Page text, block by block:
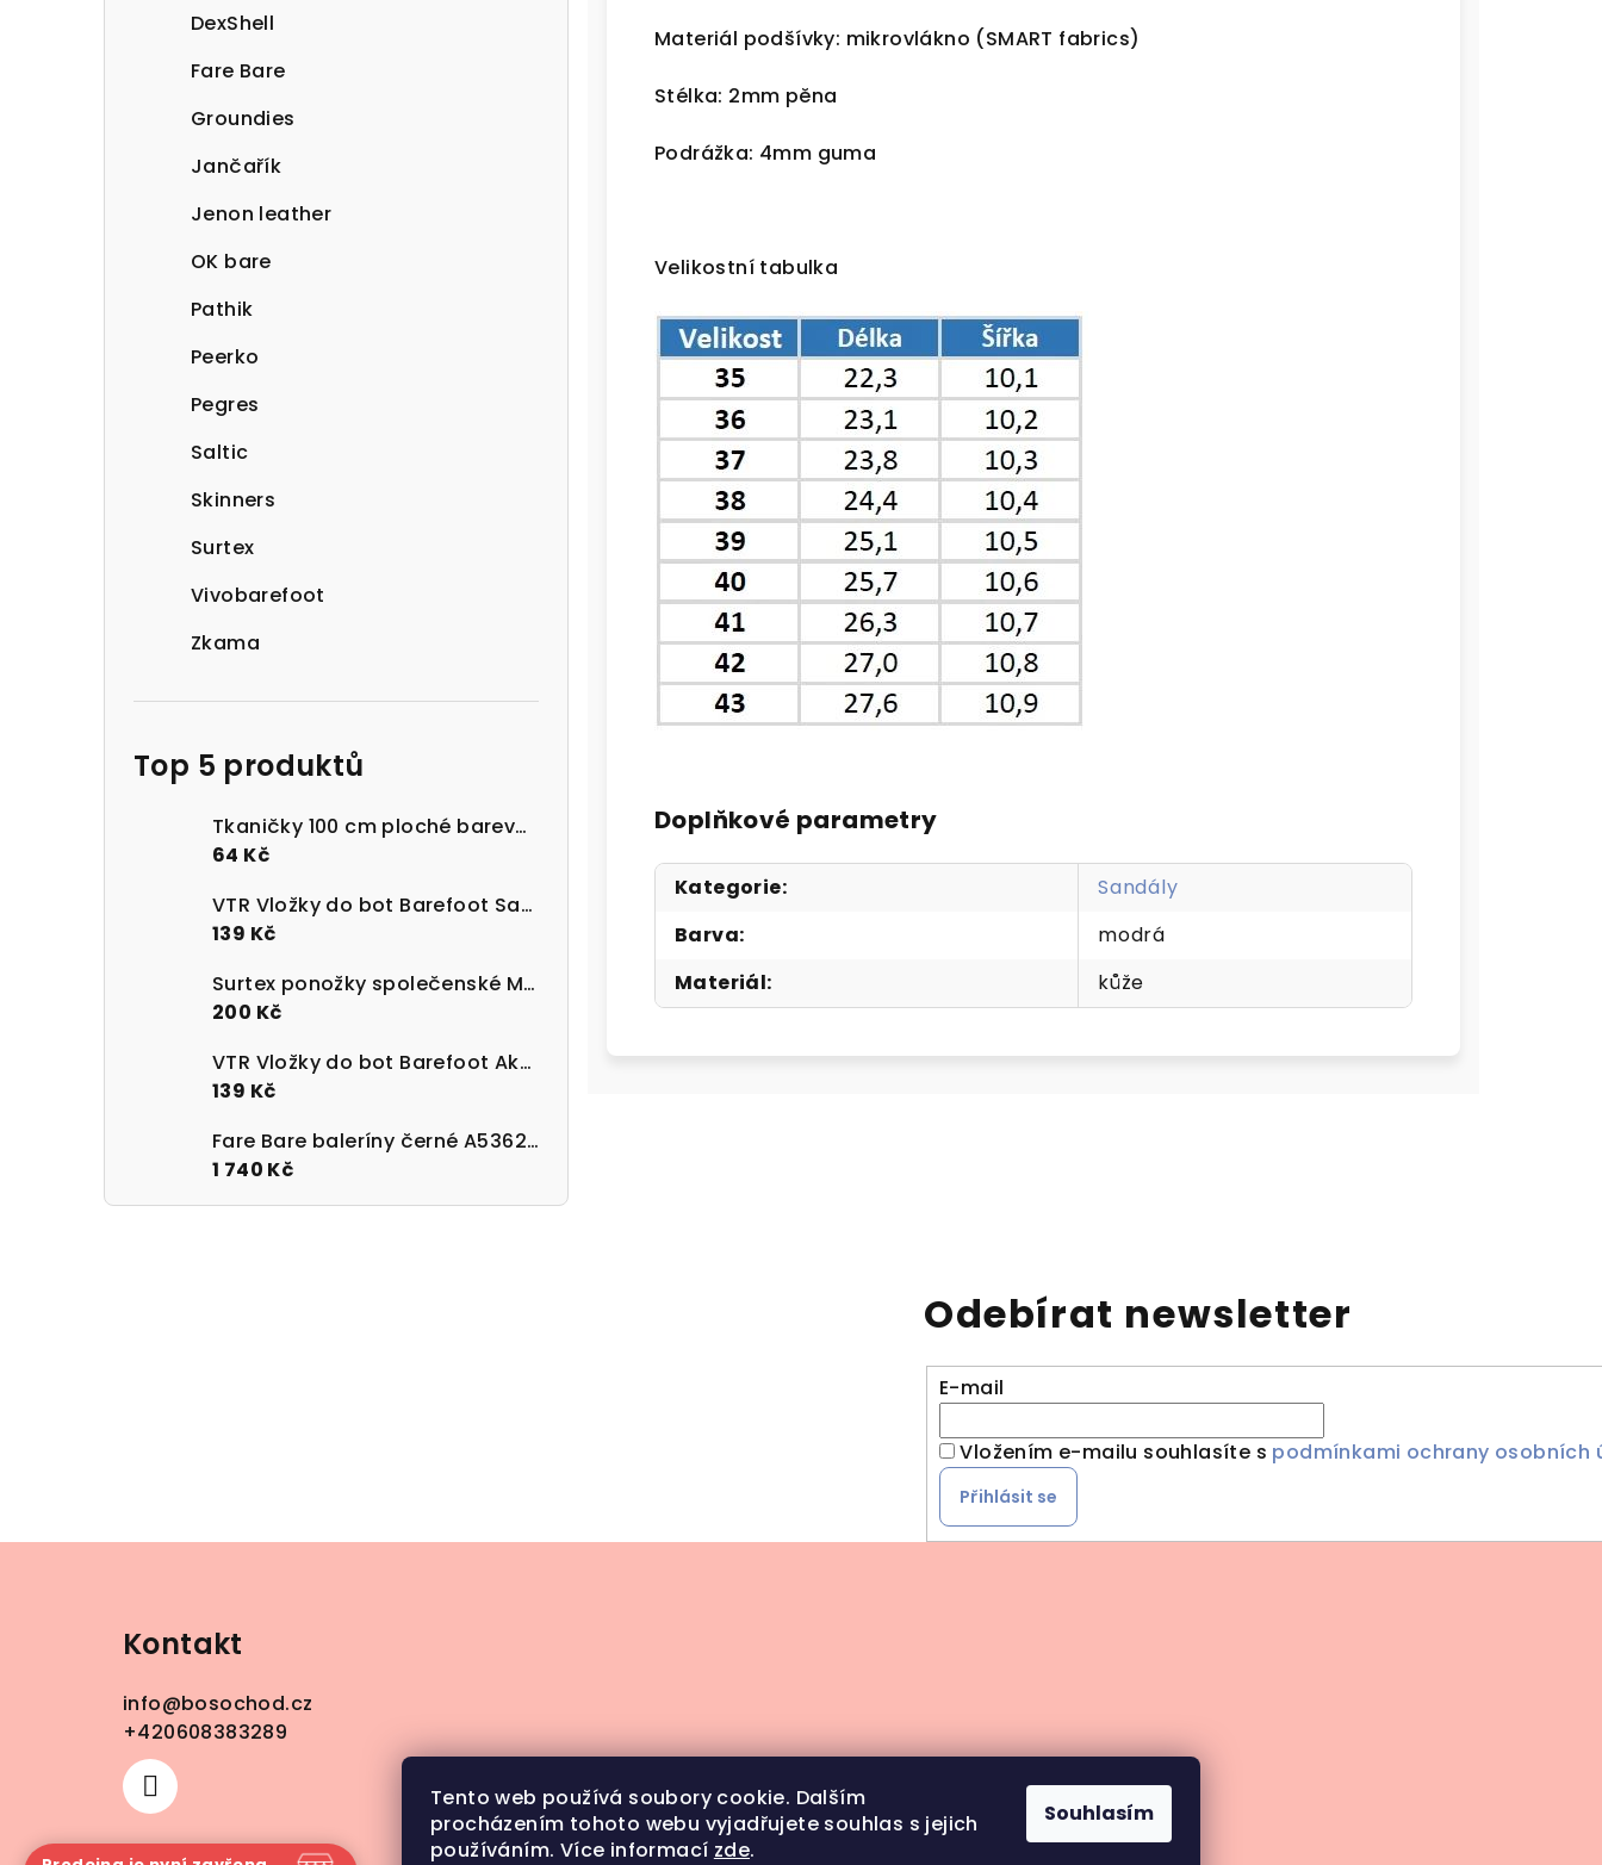
Tento web používá soubory cookie. Dalším
procházením tohoto webu vyjadřujete souhlas s jejich
používáním. Více informací zde.
Souhlasím
DexShell
Fare Bare
Groundies
Jančařík
Jenon leather
OK bare
Pathik
Peerko
Pegres
Saltic
Skinners
Surtex
Vivobarefoot
Zkama
Top 5 produktů
Tkaničky 100 cm ploché barevné 100% bavlna
64 Kč
VTR Vložky do bot Barefoot Sanitized s paměťovou pěnou
139 Kč
Surtex ponožky společenské Merino 90 - 95% černé
200 Kč
VTR Vložky do bot Barefoot Aktivní uhlí UNI velikost 36-47
139 Kč
Fare Bare baleríny černé A5362113
1 740 Kč
Materiál podšívky: mikrovlákno (SMART fabrics)
Stélka: 2mm pěna
Podrážka: 4mm guma
Velikostní tabulka
Doplňkové parametry
Kategorie:
Sandály
Barva:
modrá
Materiál: kůže
Odebírat newsletter
E-mail
Vložením e-mailu souhlasíte s podmínkami ochrany osobních
Přihlásit se
Kontakt
info@bosochod.cz
+420608383289